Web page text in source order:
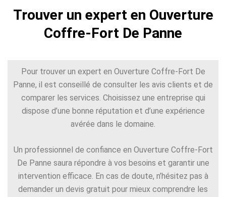
Trouver un expert en Ouverture
Coffre-Fort De Panne
Pour trouver un expert en Ouverture Coffre-Fort De
Panne, il est conseillé de consulter les avis clients et de
comparer les services. Choisissez une entreprise qui
dispose d’une bonne réputation et d’une expérience
avérée dans le domaine.
Un professionnel de confiance en Ouverture Coffre-Fort
De Panne saura répondre à vos besoins et garantir une
intervention efficace. En cas de doute, n’hésitez pas à
demander un devis gratuit pour mieux comprendre les